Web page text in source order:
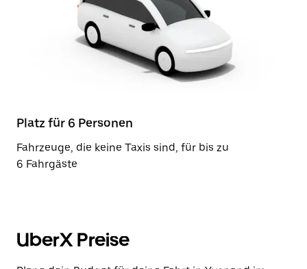
Platz für 6 Personen
Fahrzeuge, die keine Taxis sind, für bis zu
6 Fahrgäste
UberX Preise